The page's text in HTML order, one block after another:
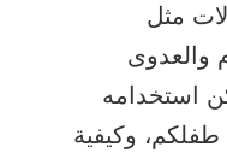
مثل
والعدوى
استخدامه
وكيفية